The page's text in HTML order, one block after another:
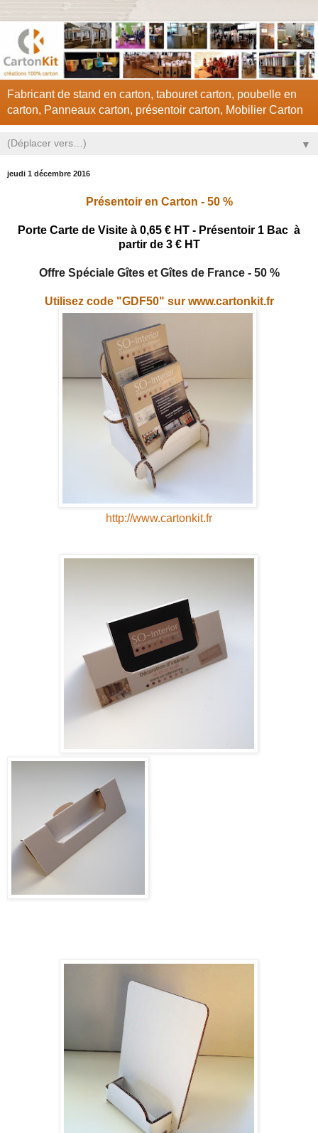
Fabricant de stand en carton, tabouret carton, poubelle en
carton, Panneaux carton, présentoir carton, Mobilier Carton
▼
jeudi 1 décembre 2016
Présentoir en Carton - 50 %
Porte Carte de Visite à 0,65 € HT - Présentoir 1 Bac à
partir de 3 € HT
Offre Spéciale Gîtes et Gîtes de France - 50 %
Utilisez code "GDF50" sur www.cartonkit.fr
http://www.cartonkit.fr